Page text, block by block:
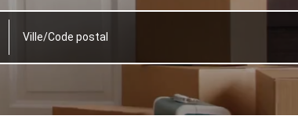
Ville/Code postal